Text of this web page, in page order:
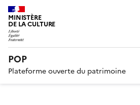
MINISTÈRE
DE LA CULTURE
POP
Plateforme ouverte du patrimoine